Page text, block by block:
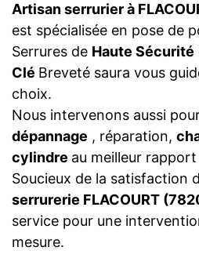
Artisan serrurier à
est spécialisée en pose de
Serrures de Haute Sécurité
Clé Breveté saura vous
choix.
Nous intervenons aussi
dépannage , réparation,
cylindre au meilleur
Soucieux de la satisfaction
serrurerie FLACOURT
service pour une
mesure.